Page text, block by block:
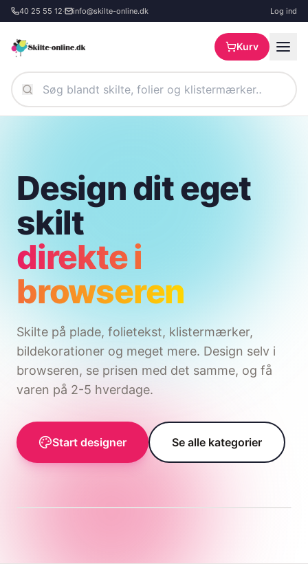
Spring til hovedindhold
40 25 55 12· info@skilte-online.dk Log ind
Kurv
Design dit eget
skilt
direkte i
browseren
Skilte på plade, folietekst, klistermærker,
bildekorationer og meget mere. Design selv i
browseren, se prisen med det samme, og få
varen på 2-5 hverdage.
Start designer Se alle kategorier
Bildekoration der passer
Vælg din bilmodel, placér firmanavn og logo
direkte på skitsen, og se hvordan det ender
før du bestiller.